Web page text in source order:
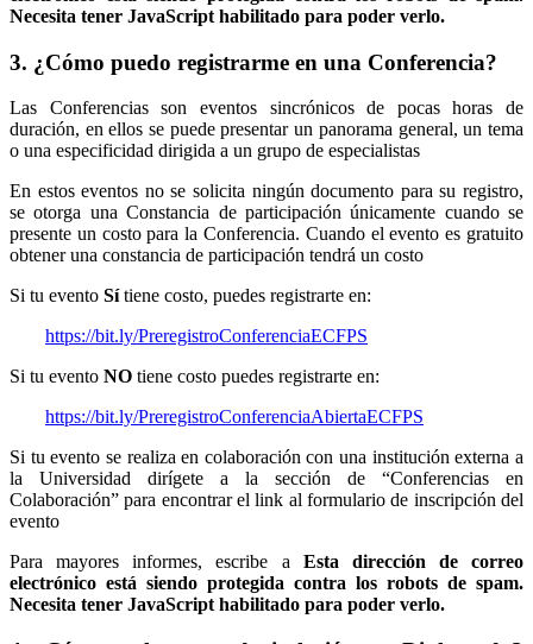
Necesita tener JavaScript habilitado para poder verlo.
3. ¿Cómo puedo registrarme en una Conferencia?
Las Conferencias son eventos sincrónicos de pocas horas de
duración, en ellos se puede presentar un panorama general, un tema
o una especificidad dirigida a un grupo de especialistas
En estos eventos no se solicita ningún documento para su registro,
se otorga una Constancia de participación únicamente cuando se
presente un costo para la Conferencia. Cuando el evento es gratuito
obtener una constancia de participación tendrá un costo
Si tu evento Sítiene costo, puedes registrarte en:
https://bit.ly/PreregistroConferenciaECFPS
Si tu evento NO tiene costo puedes registrarte en:
https://bit.ly/PreregistroConferenciaAbiertaECFPS
Si tu evento se realiza en colaboración con una institución externa a
la Universidad dirígete a la sección de “Conferencias en
Colaboración” para encontrar el link al formulario de inscripción del
evento
Para mayores informes, escribe a Esta dirección de correo
electrónico está siendo protegida contra los robots de spam.
Necesita tener JavaScript habilitado para poder verlo.